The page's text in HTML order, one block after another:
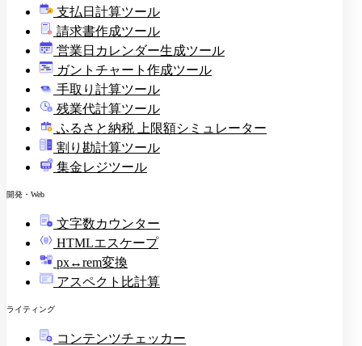
¥ 支払日計算ツール
印
請求書作成ツール
営業日カレンダー生成ツール
ガントチャート作成ツール
手取り計算ツール
残業代計算ツール
ふるさと納税 上限額シミュレーター
割り勘計算ツール
集金レジツール
開発・Web
文字数カウンター
HTMLエスケープ
px↔rem変換
アスペクト比計算
ライティング
コンテンツチェッカー